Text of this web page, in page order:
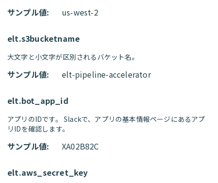
サンプル値: us-west-2
elt.s3bucketname
大文字と小文字が区別されるバケット名。
サンプル値: elt-pipeline-accelerator
elt.bot_app_id
アプリのIDです。 Slackで、アプリの基本情報ページにあるアプ
リIDを確認します。
サンプル値: XA02B82C
elt.aws_secret_key